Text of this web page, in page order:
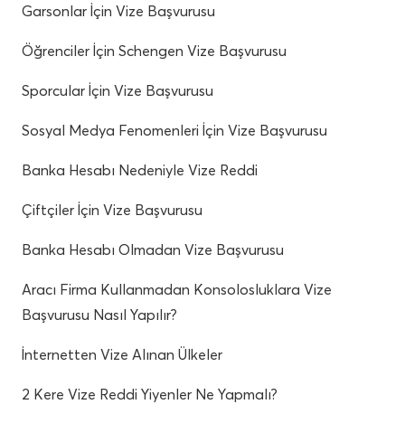
Garsonlar İçin Vize Başvurusu
Öğrenciler İçin Schengen Vize Başvurusu
Sporcular İçin Vize Başvurusu
Sosyal Medya Fenomenleri İçin Vize Başvurusu
Banka Hesabı Nedeniyle Vize Reddi
Çiftçiler İçin Vize Başvurusu
Banka Hesabı Olmadan Vize Başvurusu
Aracı Firma Kullanmadan Konsolosluklara Vize
Başvurusu Nasıl Yapılır?
İnternetten Vize Alınan Ülkeler
2 Kere Vize Reddi Yiyenler Ne Yapmalı?